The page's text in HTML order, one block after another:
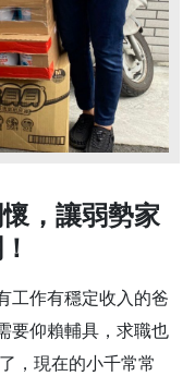
，讓弱勢家
工作有穩定收入的爸
要仰賴輔具，求職也
，現在的小千常常